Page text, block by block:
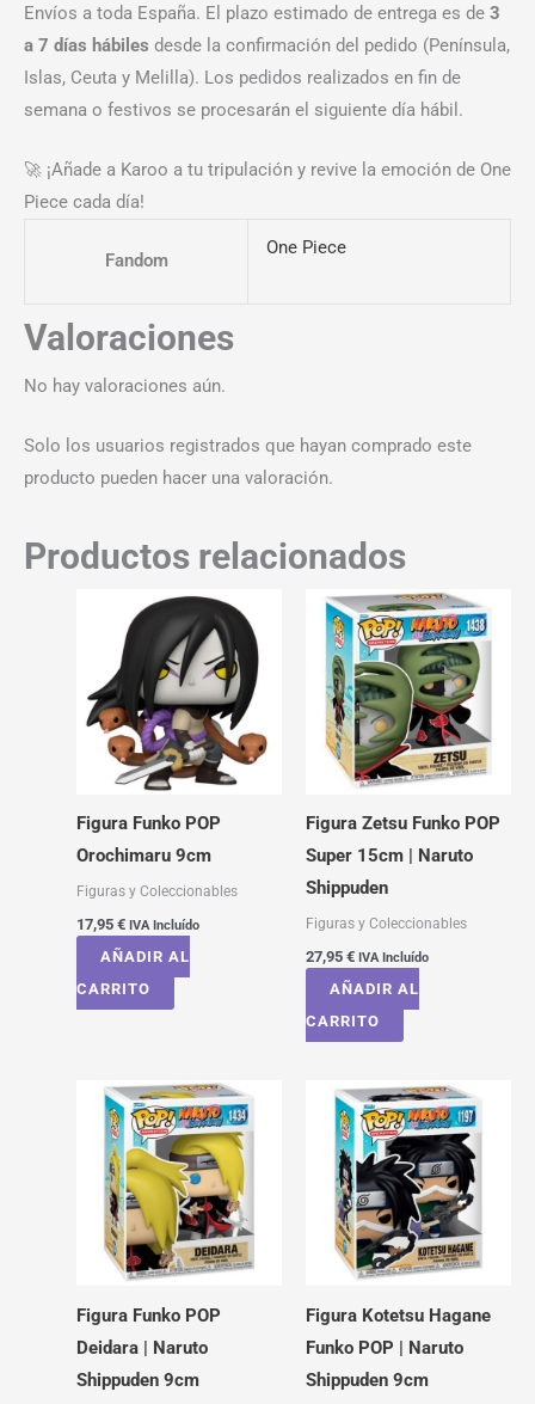
Envíos a toda España. El plazo estimado de entrega es de 3
a 7 días hábiles desde la confirmación del pedido (Península,
Islas, Ceuta y Melilla). Los pedidos realizados en fin de
semana o festivos se procesarán el siguiente día hábil.
🚀 ¡Añade a Karoo a tu tripulación y revive la emoción de One
Piece cada día!
Fandom
One Piece
Valoraciones
No hay valoraciones aún.
Solo los usuarios registrados que hayan comprado este
producto pueden hacer una valoración.
Productos relacionados
Figura Funko POP
Orochimaru 9cm
Figuras y Coleccionables
17,95 € IVA Incluído
AÑADIR AL
CARRITO
Figura Zetsu Funko POP
Super 15cm | Naruto
Shippuden
Figuras y Coleccionables
27,95 € IVA Incluído
AÑADIR AL
CARRITO
Figura Funko POP
Deidara | Naruto
Shippuden 9cm
Figura Kotetsu Hagane
Funko POP | Naruto
Shippuden 9cm